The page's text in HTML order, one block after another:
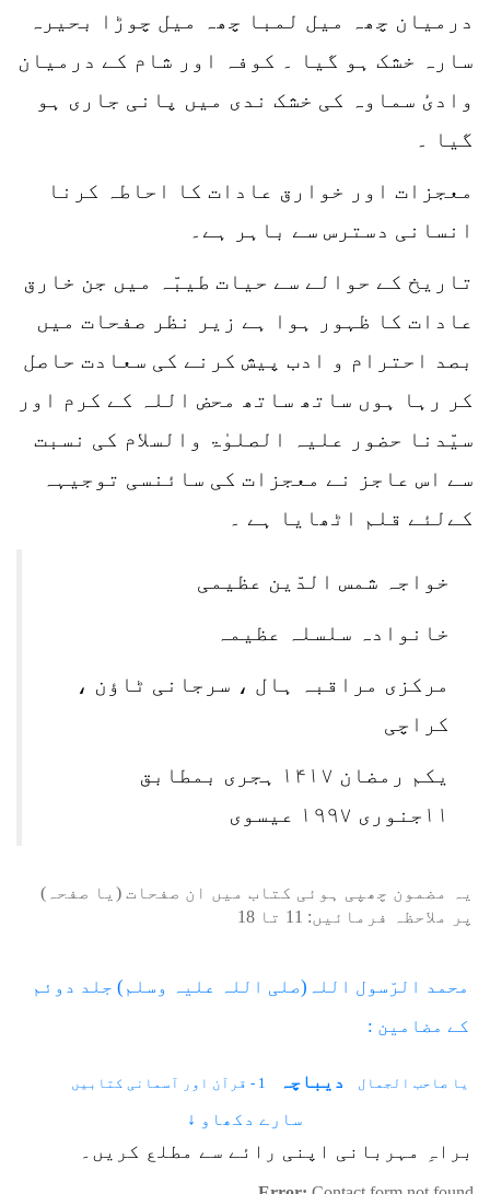
درمیان چھہ میل لمبا چھہ میل چوڑا بحیرہ
سارہ خشک ہو گیا ۔ کوفہ اور شام کے درمیان
وادیٔ سماوہ کی خشک ندی میں پانی جاری ہو
گیا ۔
معجزات اور خوارق عادات کا احاطہ کرنا
انسانی دسترس سے باہر ہے۔
تاریخ کے حوالے سے حیات طیبّہ میں جن خارق
عادات کا ظہور ہوا ہے زیر نظر صفحات میں
بصد احترام و ادب پیش کرنے کی سعادت حاصل
کر رہا ہوں ساتھ ساتھ محض اللہ کے کرم اور
سیّدنا حضور علیہ الصلوٰۃ والسلام کی نسبت
سے اس عاجز نے معجزات کی سائنسی توجیہہ
کےلئے قلم اٹھایا ہے ۔
خواجہ شمس الدّین عظیمی
خانوادہ سلسلہ عظیمہ
مرکزی مراقبہ ہال ، سرجانی ٹاؤن ،
کراچی
یکم رمضان ۱۴۱۷ ہجری بمطابق
۱۱جنوری ۱۹۹۷ عیسوی
یہ مضمون چھپی ہوئی کتاب میں ان صفحات (یا صفحہ)
پر ملاحظہ فرمائیں: 11 تا 18
محمد الرّسول اللہ(صلی اللہ علیہ وسلم) جلد دوئم
کے مضامین :
یا صاحب الجمال دیباچہ 1 - قرآن اور آسمانی کتابیں
3.3 - درخت، پتھر سجدے میں گر گئے
سارے دکھاو ↓
براہِ مہربانی اپنی رائے سے مطلع کریں۔